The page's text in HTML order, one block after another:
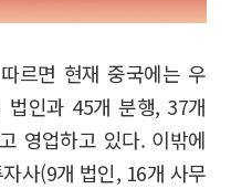
르면 현재 중국에는 우
인과 45개 분행, 37개
영업하고 있다. 이밖에
사(9개 법인, 16개 사무